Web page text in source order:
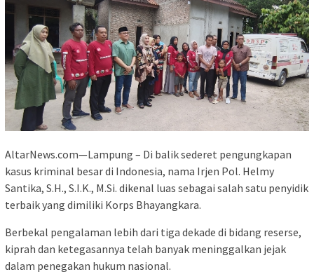
AltarNews.com—Lampung – Di balik sederet pengungkapan
kasus kriminal besar di Indonesia, nama Irjen Pol. Helmy
Santika, S.H., S.I.K., M.Si. dikenal luas sebagai salah satu penyidik
terbaik yang dimiliki Korps Bhayangkara.
Berbekal pengalaman lebih dari tiga dekade di bidang reserse,
kiprah dan ketegasannya telah banyak meninggalkan jejak
dalam penegakan hukum nasional.